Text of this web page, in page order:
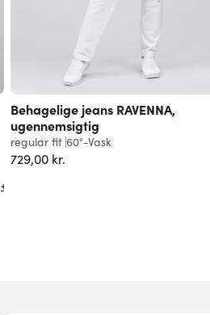
+12
Behagelige jeans RAVENNA,
ugennemsigtig
regular fit 60°-Vask
729,00 kr.